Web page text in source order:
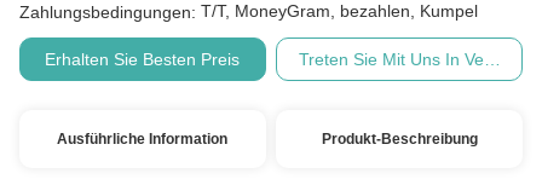
Zahlungsbedingungen: T/T, MoneyGram, bezahlen, Kumpel
Erhalten Sie Besten Preis Treten Sie Mit Uns In
Ausführliche Information Produkt-Beschreibung